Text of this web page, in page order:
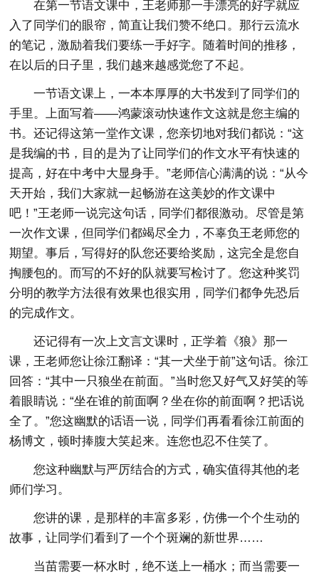
在第一节语文课中，王老师那一手漂亮的好字就应
入了同学们的眼帘，简直让我们赞不绝口。那行云流水
的笔记，激励着我们要练一手好字。随着时间的推移，
在以后的日子里，我们越来越感觉您了不起。
一节语文课上，一本本厚厚的大书发到了同学们的
手里。上面写着——鸿蒙滚动快速作文这就是您主编的
书。还记得这第一堂作文课，您亲切地对我们都说：“这
是我编的书，目的是为了让同学们的作文水平有快速的
提高，好在中考中大显身手。”老师信心满满的说：“从今
天开始，我们大家就一起畅游在这美妙的作文课中
吧！”王老师一说完这句话，同学们都很激动。尽管是第
一次作文课，但同学们都竭尽全力，不辜负王老师您的
期望。事后，写得好的队您还要给奖励，这完全是您自
掏腰包的。而写的不好的队就要写检讨了。您这种奖罚
分明的教学方法很有效果也很实用，同学们都争先恐后
的完成作文。
还记得有一次上文言文课时，正学着《狼》那一
课，王老师您让徐江翻译：“其一犬坐于前”这句话。徐江
回答：“其中一只狼坐在前面。”当时您又好气又好笑的等
着眼睛说：“坐在谁的前面啊？坐在你的前面啊？把话说
全了。”您这幽默的话语一说，同学们再看看徐江前面的
杨博文，顿时捧腹大笑起来。连您也忍不住笑了。
您这种幽默与严厉结合的方式，确实值得其他的老
师们学习。
您讲的课，是那样的丰富多彩，仿佛一个个生动的
故事，让同学们看到了一个个斑斓的新世界……
当苗需要一杯水时，绝不送上一桶水；而当需要一